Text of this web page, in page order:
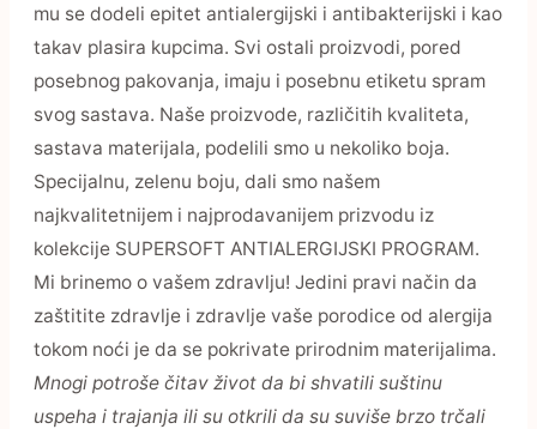
mu se dodeli epitet antialergijski i antibakterijski i kao
takav plasira kupcima. Svi ostali proizvodi, pored
posebnog pakovanja, imaju i posebnu etiketu spram
svog sastava. Naše proizvode, različitih kvaliteta,
sastava materijala, podelili smo u nekoliko boja.
Specijalnu, zelenu boju, dali smo našem
najkvalitetnijem i najprodavanijem prizvodu iz
kolekcije SUPERSOFT ANTIALERGIJSKI PROGRAM.
Mi brinemo o vašem zdravlju! Jedini pravi način da
zaštitite zdravlje i zdravlje vaše porodice od alergija
tokom noći je da se pokrivate prirodnim materijalima.
Mnogi potroše čitav život da bi shvatili suštinu
uspeha i trajanja ili su otkrili da su suviše brzo trčali